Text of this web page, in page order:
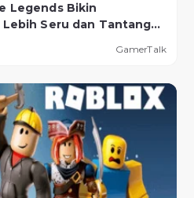
Legends Bikin
Seru dan Tantangan
GamerTalk